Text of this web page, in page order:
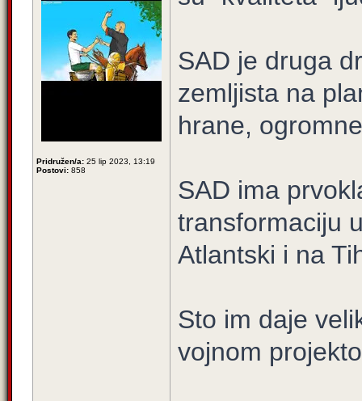
Pridružen/a: 25 lip 2023, 13:19
Postovi: 858
SAD je druga
zemljista na
hrane,
SAD ima
transformaciju
Atlantski i na
Sto im daje
vojnom